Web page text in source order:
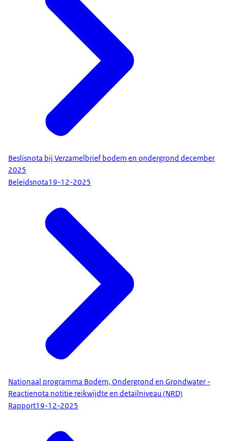
Beslisnota bij Verzamelbrief bodem en ondergrond december
2025
Beleidsnota19-12-2025
Nationaal programma Bodem, Ondergrond en Grondwater -
Reactienota notitie reikwijdte en detailniveau (NRD)
Rapport19-12-2025